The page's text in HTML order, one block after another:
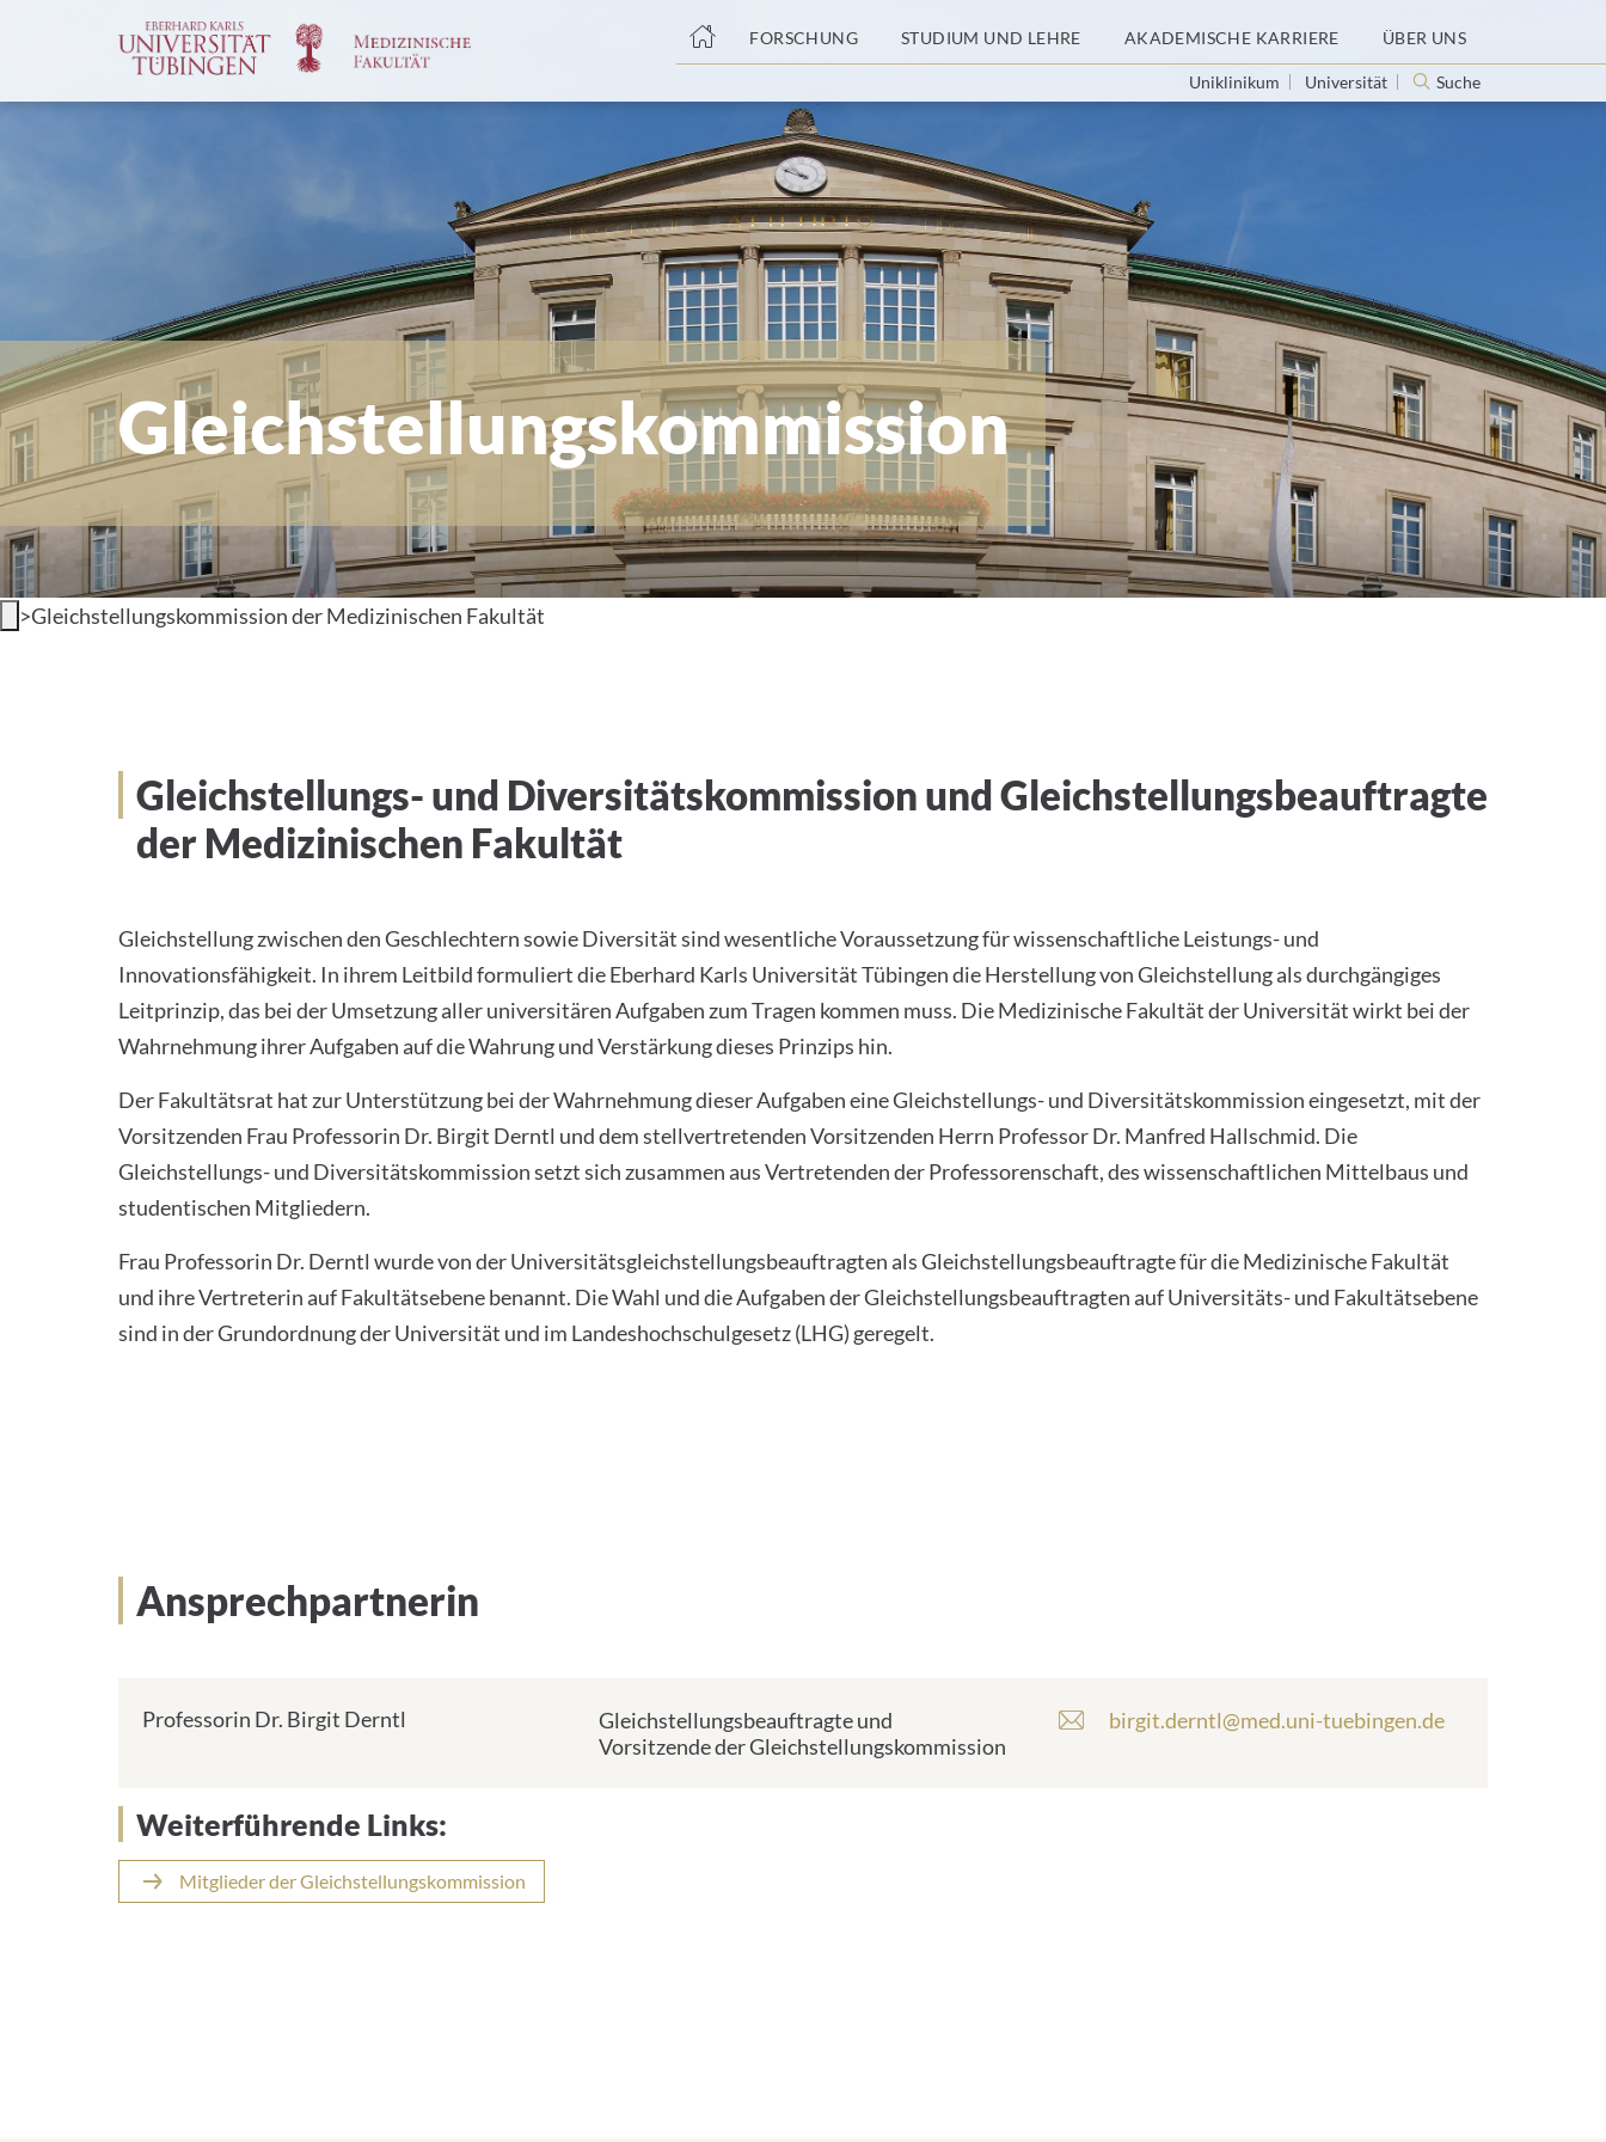
FORSCHUNG STUDIUM UND LEHRE AKADEMISCHE KARRIERE ÜBER UNS
Uniklinikum Universität Suche
Gleichstellungskommission
>Gleichstellungskommission der Medizinischen Fakultät
Gleichstellungs- und Diversitätskommission und Gleichstellungsbeauftragte
der Medizinischen Fakultät
Gleichstellung zwischen den Geschlechtern sowie Diversität sind wesentliche Voraussetzung für wissenschaftliche Leistungs- und
Innovationsfähigkeit. In ihrem Leitbild formuliert die Eberhard Karls Universität Tübingen die Herstellung von Gleichstellung als durchgängiges
Leitprinzip, das bei der Umsetzung aller universitären Aufgaben zum Tragen kommen muss. Die Medizinische Fakultät der Universität wirkt bei der
Wahrnehmung ihrer Aufgaben auf die Wahrung und Verstärkung dieses Prinzips hin.
Der Fakultätsrat hat zur Unterstützung bei der Wahrnehmung dieser Aufgaben eine Gleichstellungs- und Diversitätskommission eingesetzt, mit der
Vorsitzenden Frau Professorin Dr. Birgit Derntl und dem stellvertretenden Vorsitzenden Herrn Professor Dr. Manfred Hallschmid. Die
Gleichstellungs- und Diversitätskommission setzt sich zusammen aus Vertretenden der Professorenschaft, des wissenschaftlichen Mittelbaus und
studentischen Mitgliedern.
Frau Professorin Dr. Derntl wurde von der Universitätsgleichstellungsbeauftragten als Gleichstellungsbeauftragte für die Medizinische Fakultät
und ihre Vertreterin auf Fakultätsebene benannt. Die Wahl und die Aufgaben der Gleichstellungsbeauftragten auf Universitäts- und Fakultätsebene
sind in der Grundordnung der Universität und im Landeshochschulgesetz (LHG) geregelt.
Ansprechpartnerin
Professorin Dr. Birgit Derntl
Gleichstellungsbeauftragte und
Vorsitzende der Gleichstellungskommission
E
birgit.derntl@med.uni-tuebingen.de
Weiterführende Links:
Mitglieder der Gleichstellungskommission